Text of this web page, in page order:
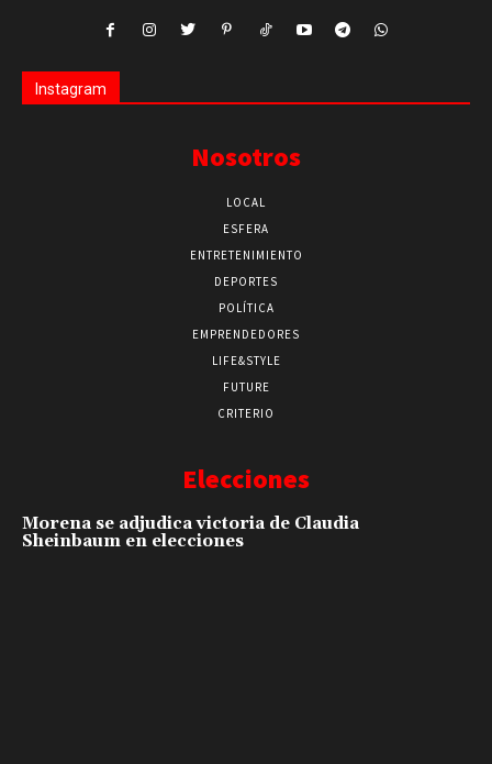
Instagram
Nosotros
LOCAL
ESFERA
ENTRETENIMIENTO
DEPORTES
POLÍTICA
EMPRENDEDORES
LIFE&STYLE
FUTURE
CRITERIO
Elecciones
Morena se adjudica victoria de Claudia
Sheinbaum en elecciones